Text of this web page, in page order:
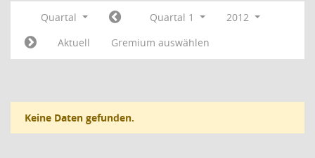
Quartal Quartal 1
2012
Aktuell
Gremium auswählen
Keine Daten gefunden.